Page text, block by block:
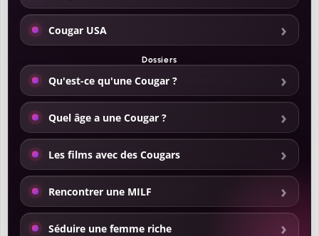
Cougar USA
Dossiers
Qu'est-ce qu'une Cougar ?
Quel âge a une Cougar ?
Les films avec des Cougars
Rencontrer une MILF
Séduire une femme riche